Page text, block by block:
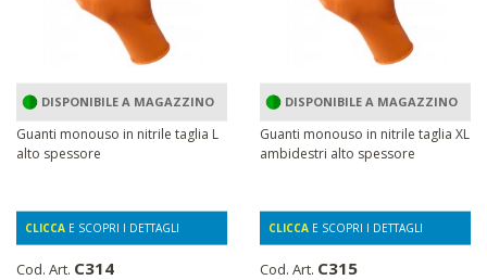
DISPONIBILE A MAGAZZINO
Guanti monouso in nitrile taglia L
alto spessore
CLICCA E SCOPRI I DETTAGLI
Cod. Art. C314
DISPONIBILE A MAGAZZINO
Guanti monouso in nitrile taglia XL
ambidestri alto spessore
CLICCA E SCOPRI I DETTAGLI
Cod. Art. C315